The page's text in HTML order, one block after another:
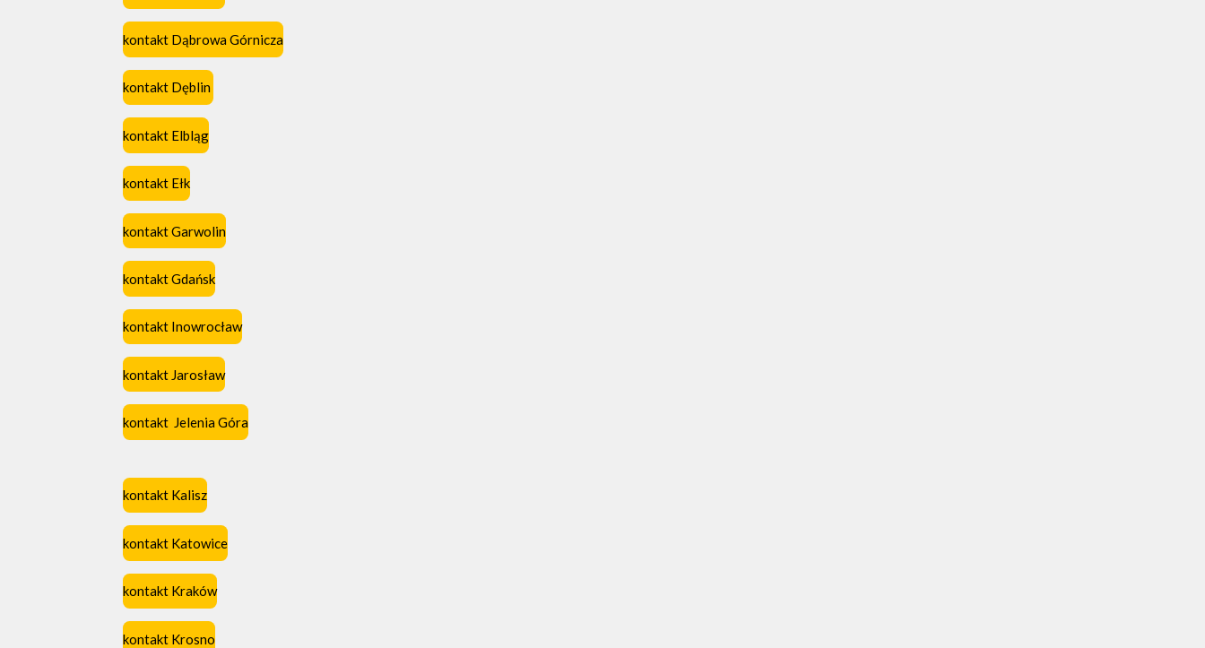
kontakt Dąbrowa Górnicza
kontakt Dęblin
kontakt Elbląg
kontakt Ełk
kontakt Garwolin
kontakt Gdańsk
kontakt Inowrocław
kontakt Jarosław
kontakt Jelenia Góra
kontakt Kalisz
kontakt Katowice
kontakt Kraków
kontakt Krosno